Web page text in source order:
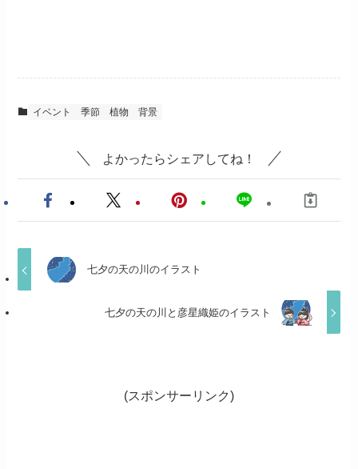
イベント 季節 植物 背景
よかったらシェアしてね！
七夕の天の川のイラスト
七夕の天の川と彦星織姫のイラスト
(スポンサーリンク)